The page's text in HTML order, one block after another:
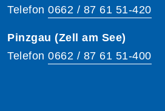
Telefon 0662 / 87 61 51-420
Pinzgau (Zell am See)
Telefon 0662 / 87 61 51-400